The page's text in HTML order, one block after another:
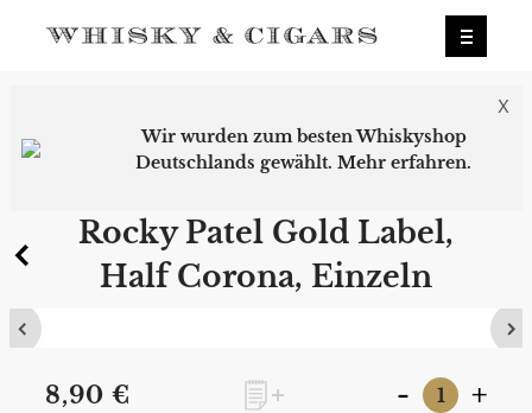
X
Wir wurden zum besten Whiskyshop
Deutschlands gewählt.Mehr erfahren.
8,90 € - +
Rocky Patel Gold Label,
Half Corona, Einzeln